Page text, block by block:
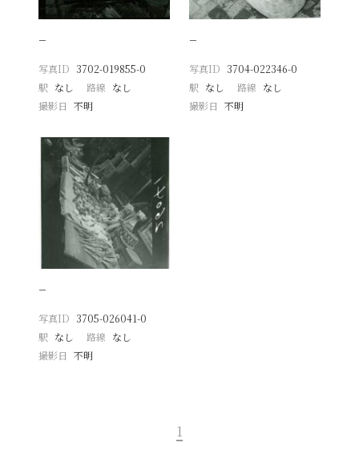
−
写真ID 3702-019855-0
駅 なし 路線 なし
撮影日
不明
−
写真ID 3704-022346-0
駅 なし 路線 なし
撮影日 不明
−
写真ID 3705-026041-0
駅 なし 路線 なし
撮影日
不明
1